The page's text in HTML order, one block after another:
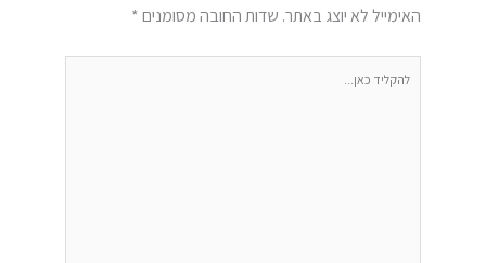
האימייל לא יוצג באתר. שדות החובה מסומנים*
להקליד